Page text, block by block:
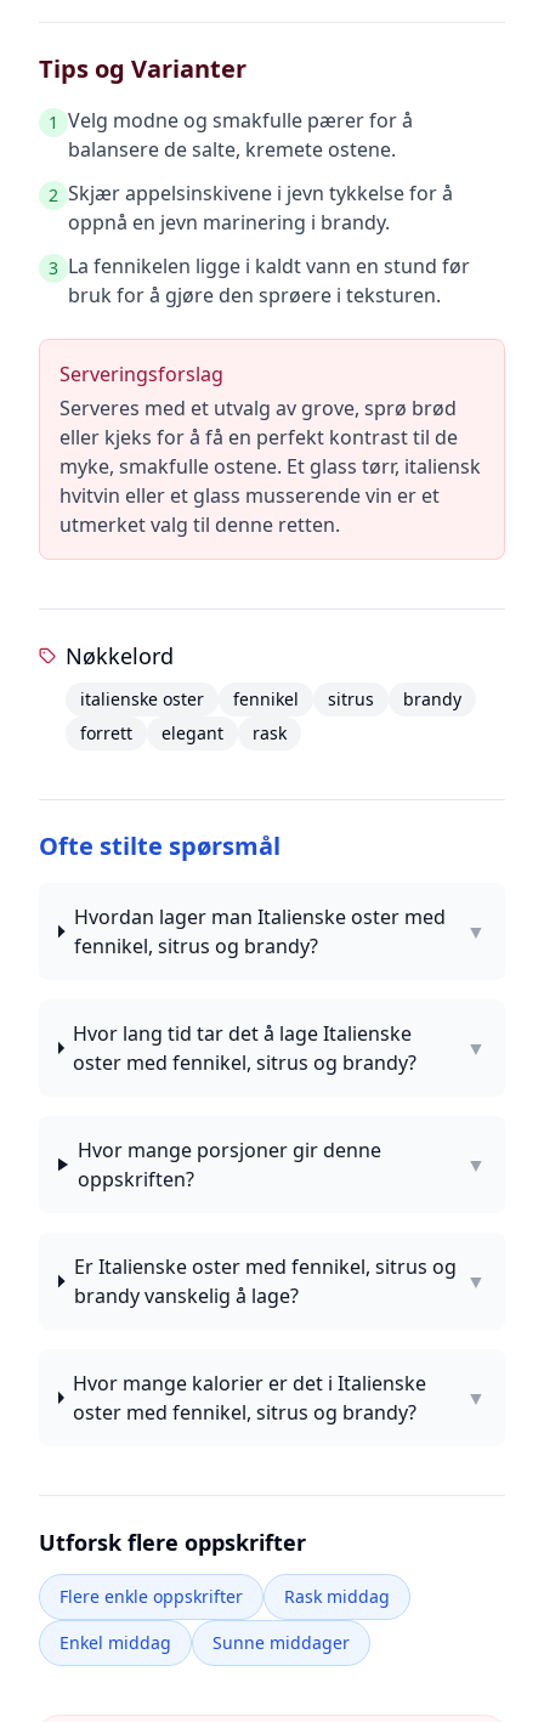
Tips og Varianter
1 Velg modne og smakfulle pærer for å
balansere de salte, kremete ostene.
2 Skjær appelsinskivene i jevn tykkelse for å
oppnå en jevn marinering i brandy.
3 La fennikelen ligge i kaldt vann en stund før
bruk for å gjøre den sprøere i teksturen.
Serveringsforslag
Serveres med et utvalg av grove, sprø brød
eller kjeks for å få en perfekt kontrast til de
myke, smakfulle ostene. Et glass tørr, italiensk
hvitvin eller et glass musserende vin er et
utmerket valg til denne retten.
Nøkkelord
italienske oster fennikel sitrus
brandy
forrett
elegant rask
Ofte stilte spørsmål
Hvordan lager man Italienske oster med
fennikel, sitrus og brandy?
▼
Hvor lang tid tar det å lage Italienske
oster med fennikel, sitrus og brandy?
▼
Hvor mange porsjoner gir denne
oppskriften?
▼
Er Italienske oster med fennikel, sitrus og
brandy vanskelig å lage?
▼
Hvor mange kalorier er det i Italienske
oster med fennikel, sitrus og brandy?
▼
Utforsk flere oppskrifter
Flere enkle oppskrifter
Rask middag
Enkel middag
Sunne middager